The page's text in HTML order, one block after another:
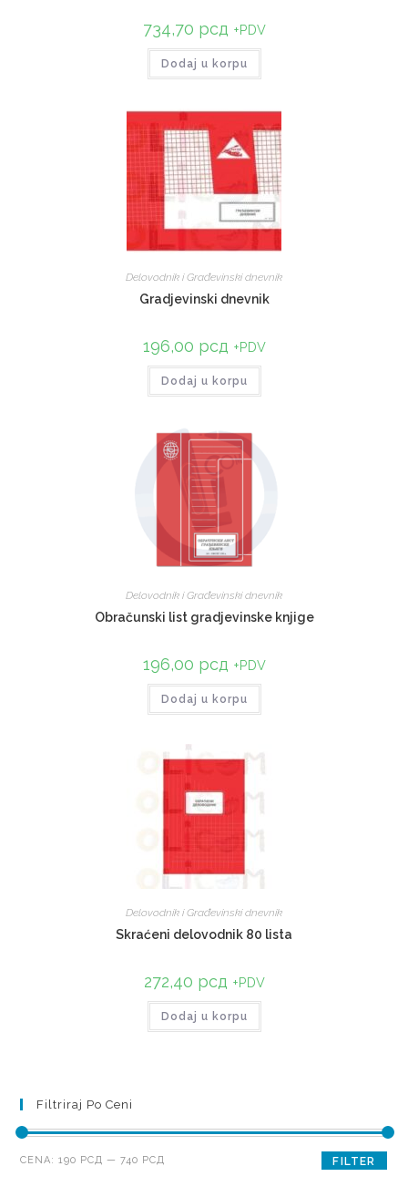
734,70 рсд +PDV
Dodaj u korpu
Delovodnik i Građevinski dnevnik
Gradjevinski dnevnik
196,00 рсд +PDV
Dodaj u korpu
Delovodnik i Građevinski dnevnik
Obračunski list gradjevinske knjige
196,00 рсд +PDV
Dodaj u korpu
Delovodnik i Građevinski dnevnik
Skraćeni delovodnik 80 lista
272,40 рсд +PDV
Dodaj u korpu
Filtriraj Po Ceni
FILTER
CENA:190 РСД —740 РСД